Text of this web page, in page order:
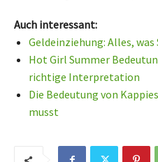
Auch interessant:
Geldeinziehung: Alles,
Hot Girl Summer
richtige Interpretation
Die Bedeutung von
musst